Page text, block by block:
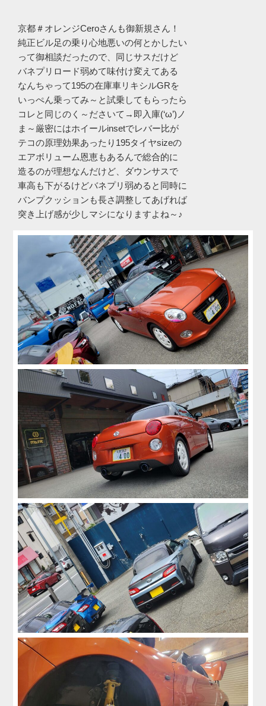
京都＃オレンジCeroさんも御新規さん！
純正ビル足の乗り心地悪いの何とかしたい
って御相談だったので、同じサスだけど
バネプリロード弱めて味付け変えてある
なんちゃって195の在庫車リキシルGRを
いっぺん乗ってみ～と試乗してもらったら
コレと同じのく～ださいて→即入庫(‘ω’)ノ
ま～厳密にはホイールinsetでレバー比が
テコの原理効果あったり195タイヤsizeの
エアボリューム恩恵もあるんで総合的に
造るのが理想なんだけど、ダウンサスで
車高も下がるけどバネプリ弱めると同時に
バンプクッションも長さ調整してあげれば
突き上げ感が少しマシになりますよね～♪